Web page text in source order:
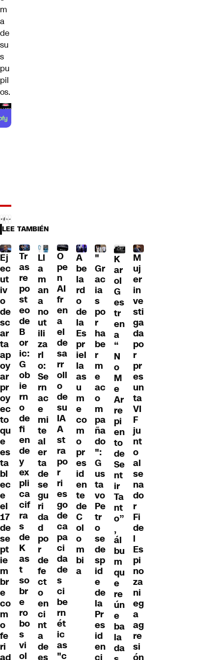
m
a
de
su
s
pu
pil
os.
LEE TAMBIÉN
Ej
ec
ut
iv
o
de
sc
ar
ta
ap
oy
ar
pr
oy
ec
to
qu
e
es
ta
bl
ec
e
el
17
de
se
pt
ie
m
br
e
co
m
o
fe
ri
ad
Tr
as
re
po
st
eo
de
B
or
ic:
G
ob
ie
rn
o
de
fi
en
de
y
ex
pli
ca
cif
ra
s
de
K
as
t
so
br
e
ro
bo
s
vi
ol
Ll
a
m
an
a
no
ut
ili
za
rl
o:
Se
rn
ac
e
mi
te
al
er
ta
de
se
gu
ri
da
d
po
r
de
fe
ct
o
en
ci
nt
a
de
es
O
pe
n
AI
fr
en
a
el
de
sa
rr
oll
o
de
su
IA
A
st
ra
po
r
ri
es
go
de
ca
pa
ci
da
de
s
ci
be
rn
ét
ic
as
"c
A
be
la
rd
o
de
la
Es
pr
iel
la
as
u
m
e
co
m
o
pr
es
id
en
te
de
C
ol
o
m
bi
a
"
Gr
ac
ia
s
po
r
ha
be
r
m
e
ac
o
m
pa
ña
do
":
G
us
ta
vo
Pe
tr
o
se
de
sp
id
e
de
la
Pr
es
id
en
ci
K
ar
ol
G
es
tr
en
a
“
N
o
M
e
Ar
re
pi
en
to
de
Se
nt
ir
Ta
nt
o”
,
ál
bu
m
qu
e
re
ún
e
ba
la
da
M
uj
er
in
ve
sti
ga
da
po
r
pr
es
un
ta
VI
F
ju
nt
o
al
se
na
do
r
Fi
de
l
Es
pi
no
za
ni
eg
a
ag
re
si
ón